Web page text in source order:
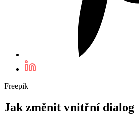
Freepik
Jak změnit vnitřní dialog